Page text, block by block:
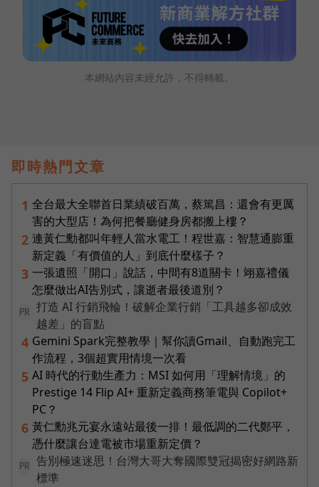
本網站內容未經允許，不得轉載。
即時熱門文章
1 全台最大全聯首日業績破百萬，蔡篤昌：還會有更厲
害的大型店！為何把餐廳健身房都搬上樓？
2 連黃仁勳都叫年輕人當水電工！程世嘉：智慧通膨重
新定義「有價值的人」到底什麼樣子？
3 一張遺照「開口」說話，中間有8道關卡！翊嘉禮儀
怎麼做出AI告別式，讓逝者最後道別？
PR
打造 AI 行銷飛輪！破解企業行銷「工具越多卻成效
越差」的盲點
4 Gemini Spark完整教學｜幫你讀Gmail、自動跑完工
作流程，3個超實用情境一次看
5 AI 時代的行動生產力：MSI 如何用「理解情境」的
Prestige 14 Flip AI+ 重新定義商務筆電與 Copilot+
PC？
6 黃仁勳兆元宴永遠站最後一排！最低調的二代鄭平，
憑什麼讓台達電被市場重新定價？
PR
告別極速迷思！台灣大哥大奪國際雙冠揭密好網路新
標準